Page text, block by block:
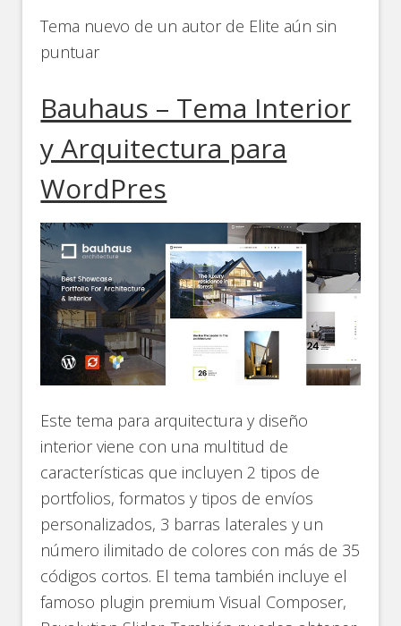
Tema nuevo de un autor de Elite aún sin
puntuar
Bauhaus – Tema Interior
y Arquitectura para
WordPres
Este tema para arquitectura y diseño
interior viene con una multitud de
características que incluyen 2 tipos de
portfolios, formatos y tipos de envíos
personalizados, 3 barras laterales y un
número ilimitado de colores con más de 35
códigos cortos. El tema también incluye el
famoso plugin premium Visual Composer,